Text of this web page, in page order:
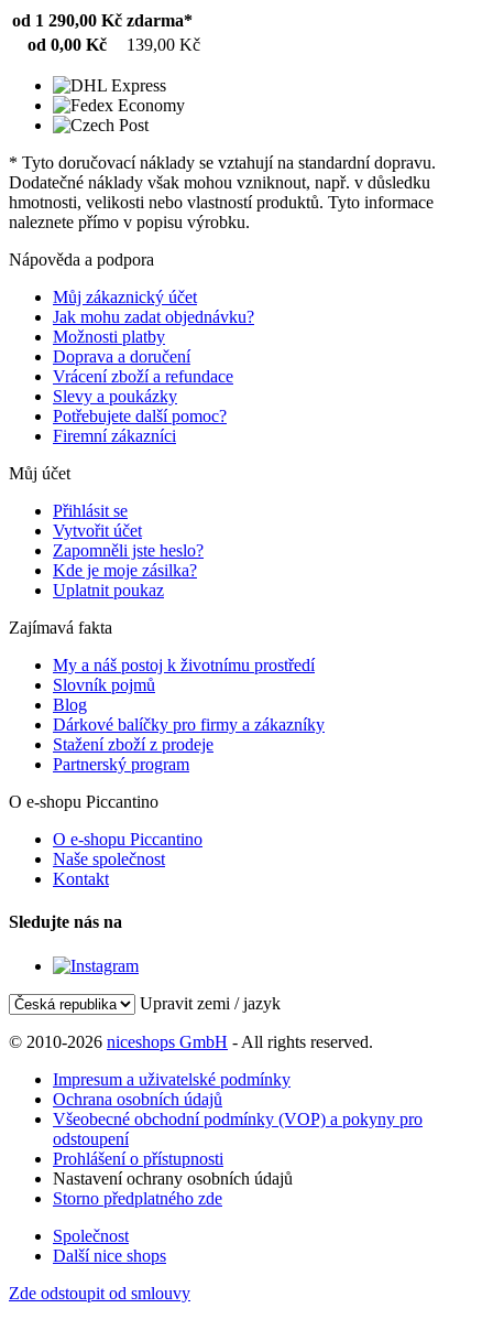
od 1 290,00 Kč zdarma*
od 0,00 Kč
139,00 Kč
* Tyto doručovací náklady se vztahují na standardní dopravu.
Dodatečné náklady však mohou vzniknout, např. v důsledku
hmotnosti, velikosti nebo vlastností produktů. Tyto informace
naleznete přímo v popisu výrobku.
Nápověda a podpora
Můj zákaznický účet
Jak mohu zadat objednávku?
Možnosti platby
Doprava a doručení
Vrácení zboží a refundace
Slevy a poukázky
Potřebujete další pomoc?
Firemní zákazníci
Můj účet
Přihlásit se
Vytvořit účet
Zapomněli jste heslo?
Kde je moje zásilka?
Uplatnit poukaz
Zajímavá fakta
My a náš postoj k životnímu prostředí
Slovník pojmů
Blog
Dárkové balíčky pro firmy a zákazníky
Stažení zboží z prodeje
Partnerský program
O e-shopu Piccantino
O e-shopu Piccantino
Naše společnost
Kontakt
Sledujte nás na
Upravit zemi / jazyk
© 2010-2026 niceshops GmbH - All rights reserved.
Impresum a uživatelské podmínky
Ochrana osobních údajů
Všeobecné obchodní podmínky (VOP) a pokyny pro
odstoupení
Prohlášení o přístupnosti
Nastavení ochrany osobních údajů
Storno předplatného zde
Společnost
Další nice shops
Zde odstoupit od smlouvy